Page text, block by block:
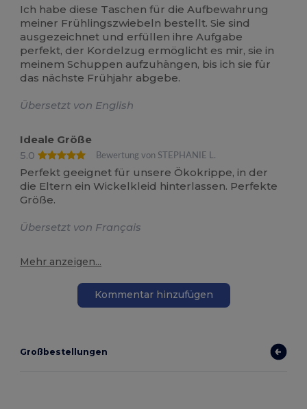
Ich habe diese Taschen für die Aufbewahrung
meiner Frühlingszwiebeln bestellt. Sie sind
ausgezeichnet und erfüllen ihre Aufgabe
perfekt, der Kordelzug ermöglicht es mir, sie in
meinem Schuppen aufzuhängen, bis ich sie für
das nächste Frühjahr abgebe.
Übersetzt von English
Ideale Größe
5.0
Bewertung von STEPHANIE L.
Perfekt geeignet für unsere Ökokrippe, in der
die Eltern ein Wickelkleid hinterlassen. Perfekte
Größe.
Übersetzt von Français
Mehr anzeigen...
Kommentar hinzufügen
Großbestellungen